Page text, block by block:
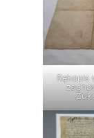
Rękopis